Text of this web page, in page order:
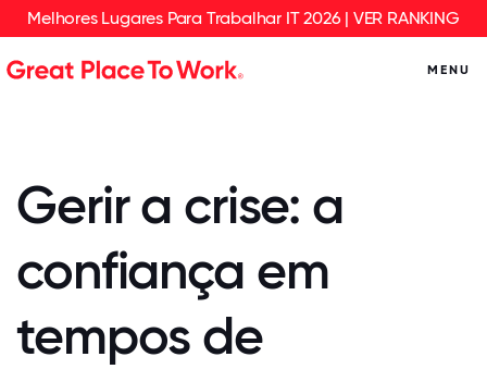
Melhores Lugares Para Trabalhar IT 2026 | VER RANKING
MENU
Gerir a crise: a
confiança em
tempos de